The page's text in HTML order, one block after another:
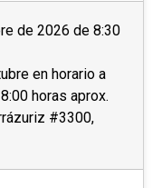
de 2026 de 8:30
en horario a
horas aprox.
#3300,